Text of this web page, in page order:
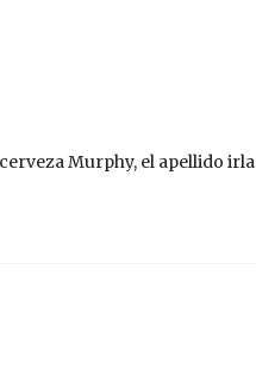
Murphy, el apellido